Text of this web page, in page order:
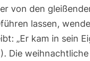
von den
lassen,
„Er kam in sein
Die